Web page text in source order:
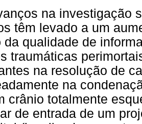
na investigação
têm levado a um
da qualidade de
traumáticas
na resolução de
na
crânio totalmente
de entrada de um